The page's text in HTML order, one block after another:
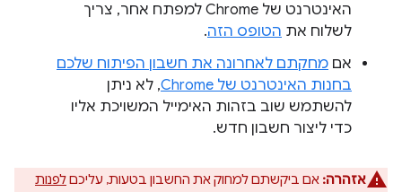
האינטרנט של Chrome למפתח אחר, צריך
לשלוח את הטופס הזה.
אם מחקתם לאחרונה את חשבון הפיתוח שלכם
בחנות האינטרנט של Chrome
, לא ניתן
להשתמש שוב בזהות האימייל המשויכת אליו
כדי ליצור חשבון חדש.
אזהרה: אם ביקשתם למחוק את החשבון בטעות, עליכםלפנות